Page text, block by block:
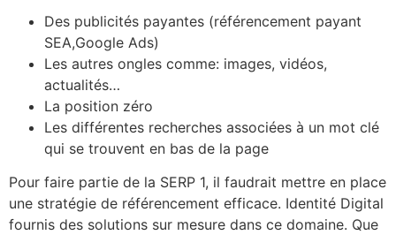
Des publicités payantes (référencement payant
SEA,Google Ads)
Les autres ongles comme: images, vidéos,
actualités…
La position zéro
Les différentes recherches associées à un mot clé
qui se trouvent en bas de la page
Pour faire partie de la SERP 1, il faudrait mettre en place
une stratégie de référencement efficace. Identité Digital
fournis des solutions sur mesure dans ce domaine. Que